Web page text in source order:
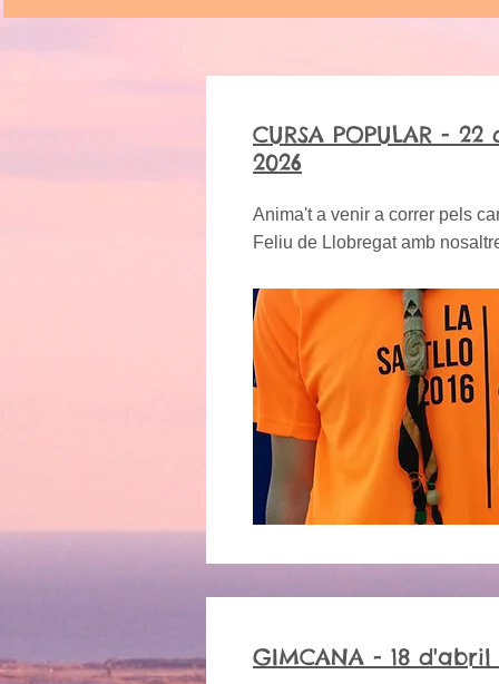
CURSA POPULAR -
2026
Anima't a venir a correr pels
Feliu de Llobregat amb
GIMCANA - 18 d'abril